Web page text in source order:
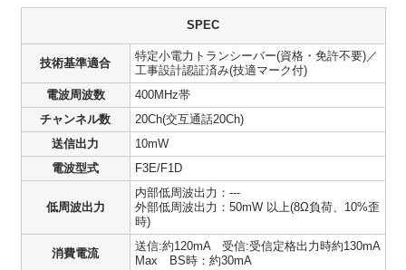
SPEC
技術基準適合
特定小電力トランシーバー(資格・免許不要)／
工事設計認証済み(技適マーク付)
電波周波数
400MHz帯
チャンネル数
20Ch(交互通話20Ch)
送信出力
10mW
電波型式
F3E/F1D
低周波出力
内部低周波出力：---
外部低周波出力：50mW 以上(8Ω負荷、10%歪
時)
消費電流
送信:約120mA 受信:受信定格出力時約130mA
Max BS時：約30mA